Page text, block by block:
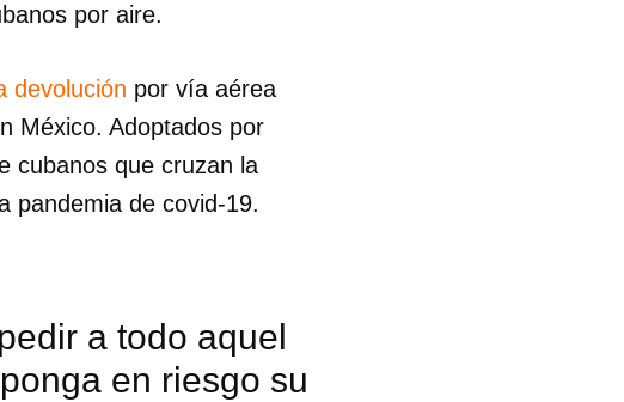
por aire.
devolución por vía aérea
México. Adoptados por
cubanos que cruzan la
pandemia de covid-19.
a todo aquel
en riesgo su